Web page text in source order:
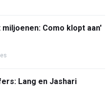
Como klopt aan'
Lang en Jashari